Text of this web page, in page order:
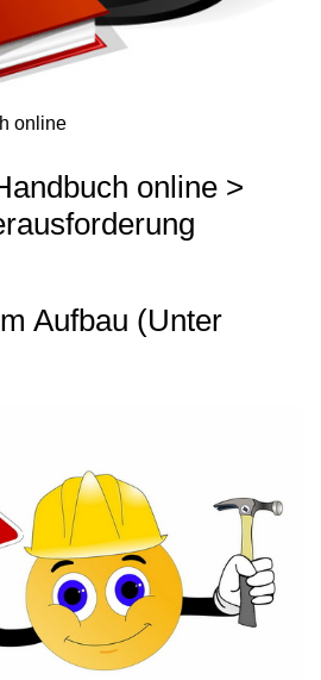
online
online >
Aufbau (Unter